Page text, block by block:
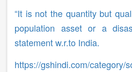
“It is not the quantity but
population asset or a
statement w.r.to India.
https://gshindi.com/category/